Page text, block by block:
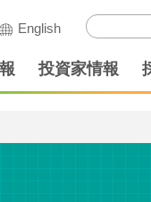
English
投資家情報